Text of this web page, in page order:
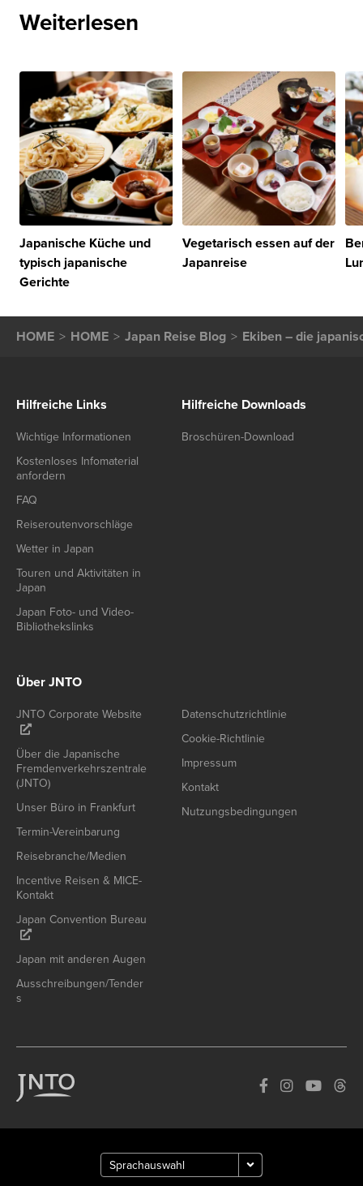
Weiterlesen
Japanische Küche und
typisch japanische
Gerichte
Vegetarisch essen auf der
Japanreise
HOME HOME Japan Reise Blog Ekiben – die
Hilfreiche Links
Wichtige Informationen
Kostenloses Infomaterial
anfordern
FAQ
Reiseroutenvorschläge
Wetter in Japan
Touren und Aktivitäten in
Japan
Japan Foto- und Video-
Bibliothekslinks
Hilfreiche Downloads
Broschüren-Download
Über JNTO
JNTO Corporate Website
Über die Japanische
Fremdenverkehrszentrale
(JNTO)
Unser Büro in Frankfurt
Termin-Vereinbarung
Reisebranche/Medien
Incentive Reisen & MICE-
Kontakt
Japan Convention Bureau
Japan mit anderen Augen
Ausschreibungen/Tender
s
Datenschutzrichtlinie
Cookie-Richtlinie
Impressum
Kontakt
Nutzungsbedingungen